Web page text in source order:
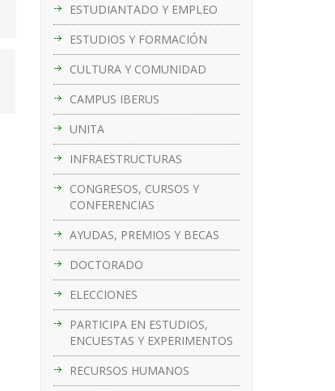
ESTUDIANTADO Y EMPLEO
ESTUDIOS Y FORMACIÓN
CULTURA Y COMUNIDAD
CAMPUS IBERUS
UNITA
INFRAESTRUCTURAS
CONGRESOS, CURSOS Y
CONFERENCIAS
AYUDAS, PREMIOS Y BECAS
DOCTORADO
ELECCIONES
PARTICIPA EN ESTUDIOS,
ENCUESTAS Y EXPERIMENTOS
RECURSOS HUMANOS